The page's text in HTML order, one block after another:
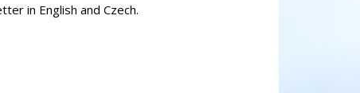
in English and Czech.